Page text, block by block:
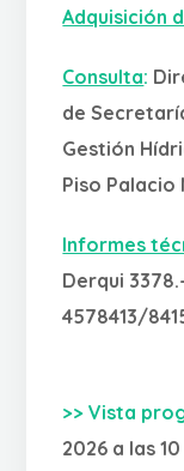
Adquisición
Consulta:
de
Gestión
Piso Palacio
Informes
Derqui
4578413/
>> Vista
2026 a las